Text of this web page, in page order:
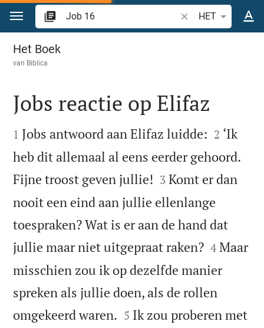
Spring naar inhoud
Zoek Bijbelvers of
HET
Job 16
Het Boek
van Biblica

Jobs reactie op Elifaz

1 Jobs antwoord aan Elifaz luidde: 

2 ‘Ik
heb dit allemaal al eens eerder gehoord.
Fijne troost geven jullie! 

3 Komt er dan
nooit een eind aan jullie ellenlange
toespraken? Wat is er aan de hand dat
jullie maar niet uitgepraat raken?
4 Maar
misschien zou ik op dezelfde manier
spreken als jullie doen, als de rollen
omgekeerd waren. 

5 Ik zou proberen met